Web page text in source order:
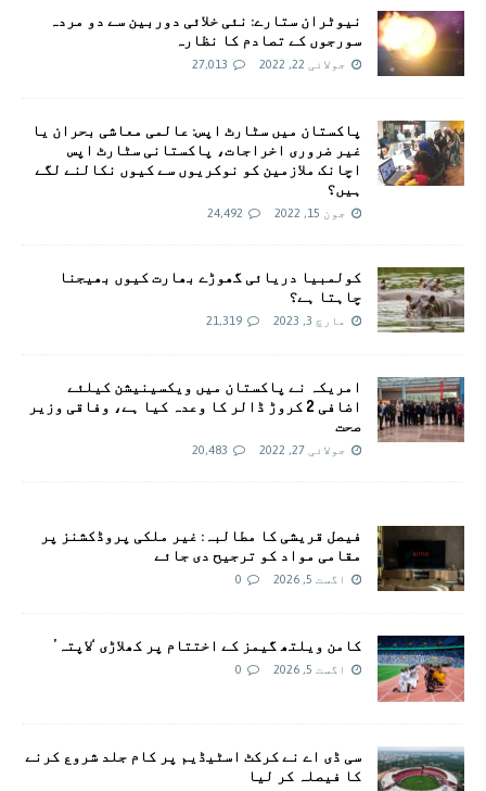
نیوٹران ستارے: نئی خلائی دوربین سے دو مردہ
سورجوں کے تصادم کا نظارہ
جولائی 22, 2022 27,013
پاکستان میں سٹارٹ اپس: عالمی معاشی بحران یا
غیر ضروری اخراجات، پاکستانی سٹارٹ اپس
اچانک ملازمین کو نوکریوں سے کیوں نکالنے لگے
ہیں؟
جون 15, 2022 24,492
کولمبیا دریائی گھوڑے بھارت کیوں بھیجنا
چاہتا ہے؟
مارچ 3, 2023 21,319
امريکہ نے پاکستان میں ویکسینیشن کیلئے
اضافی 2 کروڑ ڈالر کا وعدہ کیا ہے، وفاقی وزیر
صحت
جولائی 27, 2022 20,483
فیصل قریشی کا مطالبہ: غیر ملکی پروڈکشنز پر
مقامی مواد کو ترجیح دی جائے
اگست 5, 2026 0
کامن ویلتھ گیمز کے اختتام پر کھلاڑی ‘لاپتہ’
اگست 5, 2026 0
سی ڈی اے نے کرکٹ اسٹیڈیم پر کام جلد شروع کرنے
کا فیصلہ کر لیا